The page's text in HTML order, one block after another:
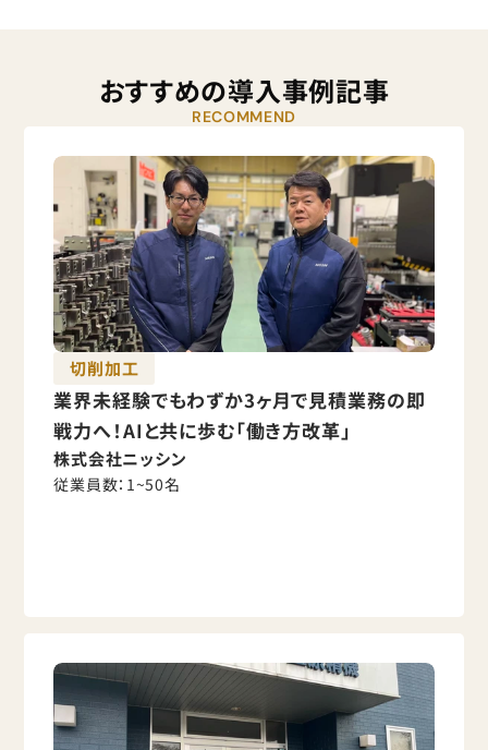
おすすめの導入事例記事
RECOMMEND
切削加工
業界未経験でもわずか3ヶ月で見積業務の即
戦力へ！AIと共に歩む「働き方改革」
株式会社ニッシン
従業員数： 1~50名